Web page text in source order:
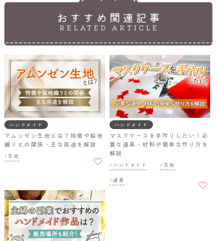
おすすめ関連記事
RELATED ARTICLE
ハンドメイド
アムンゼン生地とは？特徴や梨地
織りとの関係・主な用途を解説
生地
入りに
ハンドメイド
マスクケースを手作りしたい！必
要な道具・材料や簡単な作り方を
解説
ハンドメイド 生地
道具
入りに